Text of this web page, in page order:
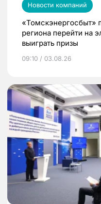
Новости компаний
«Томскэнергосбыт»
региона перейти на
выиграть призы
09:10 / 03.08.26